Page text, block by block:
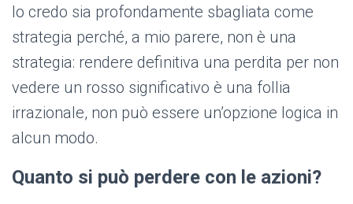
Io credo sia profondamente sbagliata come
strategia perché, a mio parere, non è una
strategia: rendere definitiva una perdita per non
vedere un rosso significativo è una follia
irrazionale, non può essere un’opzione logica in
alcun modo.
Quanto si può perdere con le azioni?